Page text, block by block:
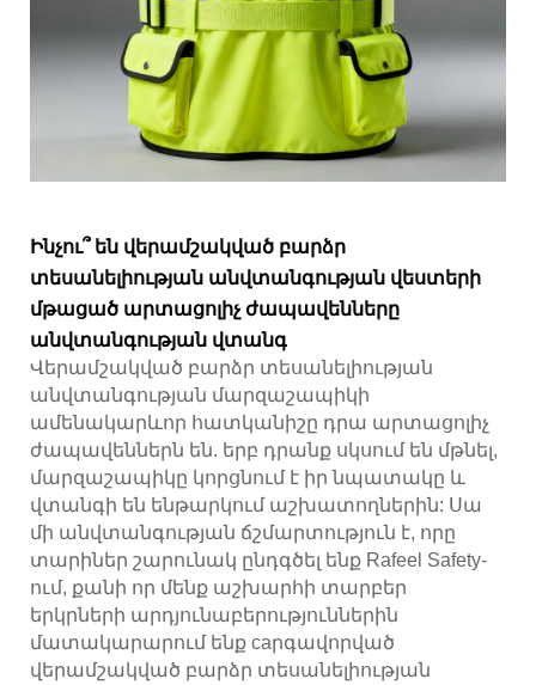
Ինչու՞ են վերամշակված բարձր
տեսանելիության անվտանգության վեստերի
մթացած արտացոլիչ ժապավենները
անվտանգության վտանգ
Վերամշակված բարձր տեսանելիության
անվտանգության մարզաշապիկի
ամենակարևոր հատկանիշը դրա արտացոլիչ
ժապավեններն են. երբ դրանք սկսում են մթնել,
մարզաշապիկը կորցնում է իր նպատակը և
վտանգի են ենթարկում աշխատողներին: Սա
մի անվտանգության ճշմարտություն է, որը
տարիներ շարունակ ընդգծել ենք Rafeel Safety-
ում, քանի որ մենք աշխարհի տարբեր
երկրների արդյունաբերություններին
մատակարարում ենք caրգավորված
վերամշակված բարձր տեսանելիության